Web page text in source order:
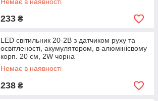
233 ₴
LED світильник 20-2B з датчиком руху та
освітленості, акумулятором, в алюмінієвому
корп. 20 см, 2W чорна
Немає в наявності
238 ₴